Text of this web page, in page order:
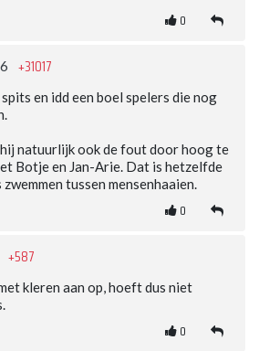
0
+31017
en idd een boel spelers die nog
natuurlijk ook de fout door hoog te
Botje en Jan-Arie. Dat is hetzelfde
tussen mensenhaaien.
0
+587
kleren aan op, hoeft dus niet
0